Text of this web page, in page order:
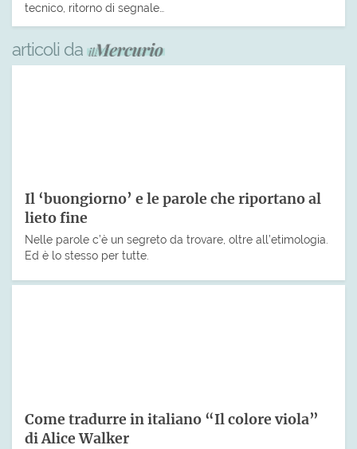
tecnico, ritorno di segnale…
articoli da
Il ‘buongiorno’ e le parole che riportano al
lieto fine
Nelle parole c’è un segreto da trovare, oltre all’etimologia.
Ed è lo stesso per tutte.
Come tradurre in italiano “Il colore viola”
di Alice Walker